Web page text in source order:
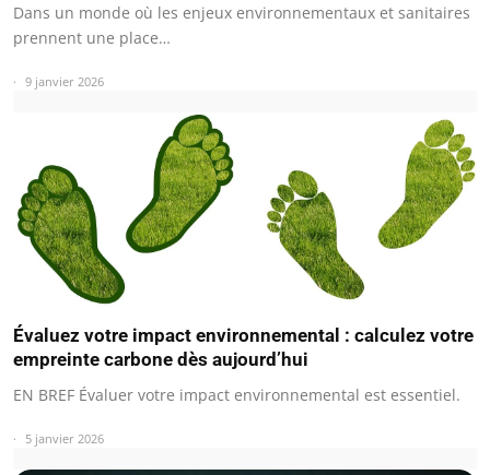
Dans un monde où les enjeux environnementaux et sanitaires
prennent une place…
9 janvier 2026
Évaluez votre impact environnemental : calculez votre
empreinte carbone dès aujourd’hui
EN BREF Évaluer votre impact environnemental est essentiel.
5 janvier 2026